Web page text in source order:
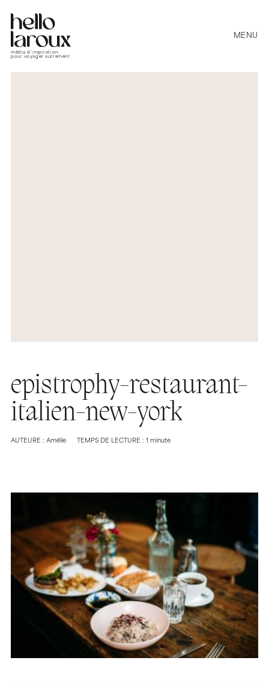
média d’inspiration
pour voyager autrement
MENU
epistrophy-restaurant-
italien-new-york
AUTEURE : Amélie TEMPS DE LECTURE : 1 minute